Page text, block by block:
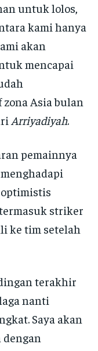
untuk lolos,
kami hanya
akan
mencapai
Asia bulan
Arriyadiyah.
pemainnya
striker
ke tim setelah
terakhir
nanti
Saya akan